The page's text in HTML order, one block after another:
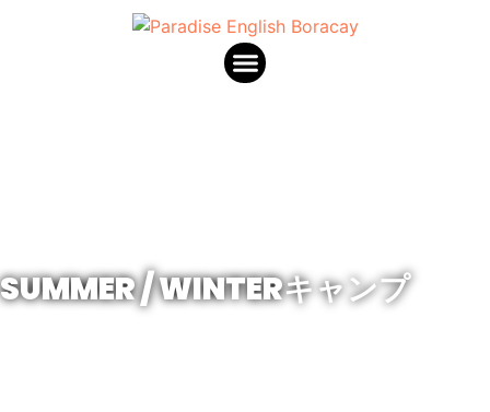
SUMMER / WINTERキャンプ